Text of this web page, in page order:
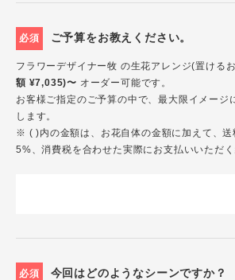
必須 ご予算をお教えください。
フラワーデザイナー牧 の生花アレンジ(置ける
額 ¥7,035)〜 オーダー可能です。
お客様ご指定のご予算の中で、最大限イメージ
します。
※ ( )内の金額は、お花自体の金額に加えて、送
5%、消費税を合わせた実際にお支払いいただく
必須 今回はどのようなシーンですか？